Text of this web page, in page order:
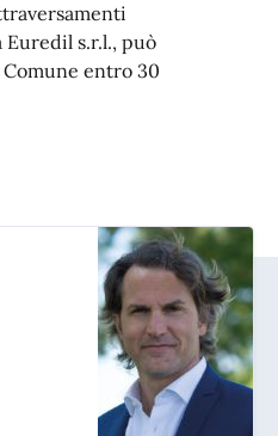
s.r.l., può
entro 30